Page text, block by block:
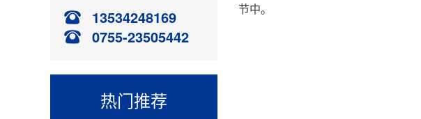
13534248169
0755-23505442
热门推荐
节中。